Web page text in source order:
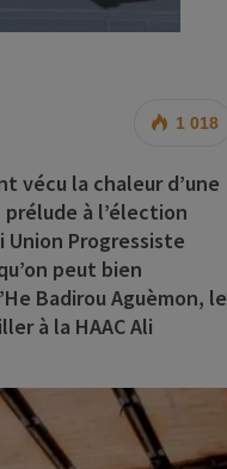
1 018
vécu la chaleur d’une
à l’élection
Progressiste
peut bien
Badirou Aguèmon, le
à la HAAC Ali